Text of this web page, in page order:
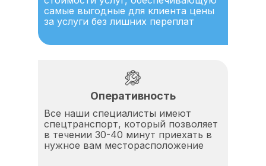
Оперативность
Все наши специалисты имеют
спецтранспорт, который позволяет
в течении 30-40 минут приехать в
нужное вам месторасположение
самые выгодные для клиента цены
за услуги без лишних переплат